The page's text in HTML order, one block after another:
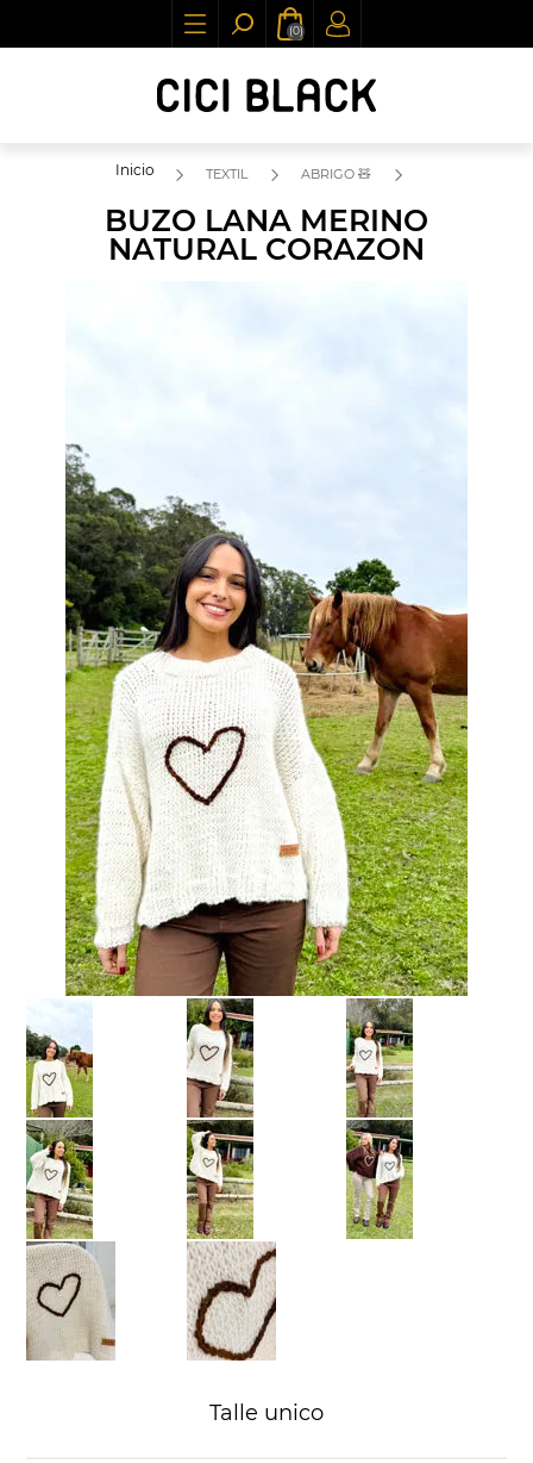
(0)
Inicio TEXTIL ABRIGO 🧸
BUZO LANA MERINO
NATURAL CORAZON
Talle unico